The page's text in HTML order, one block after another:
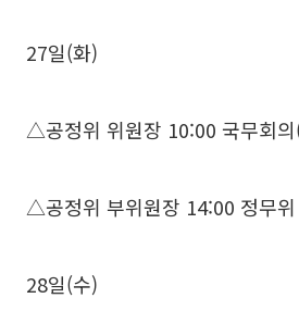
27일(화)
△공정위 위원장 10:00 국무회
△공정위 부위원장 14:00 정무
28일(수)